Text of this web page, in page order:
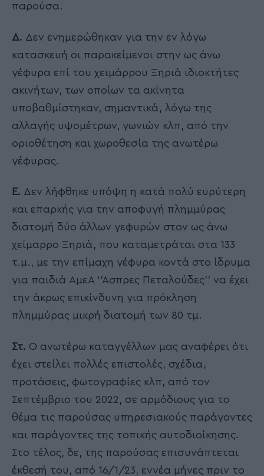
παρούσα.
Δ. Δεν ενημερώθηκαν για την εν λόγω
κατασκευή οι παρακείμενοι στην ως άνω
γέφυρα επί του χειμάρρου Ξηριά ιδιοκτήτες
ακινήτων, των οποίων τα ακίνητα
υποβαθμίστηκαν, σημαντικά, λόγω της
αλλαγής υψομέτρων, γωνιών κλπ, από την
οριοθέτηση και χωροθεσία της ανωτέρω
γέφυρας.
Ε. Δεν λήφθηκε υπόψη η κατά πολύ ευρύτερη
και επαρκής για την αποφυγή πλημμύρας
διατομή δύο άλλων γεφυρών στον ως άνω
χείμαρρο Ξηριά, που καταμετράται στα 133
τ.μ., με την επίμαχη γέφυρα κοντά στο ίδρυμα
για παιδιά ΑμεΑ ‘’Άσπρες Πεταλούδες’’ να έχει
την άκρως επικίνδυνη για πρόκληση
πλημμύρας μικρή διατομή των 80 τμ.
Στ. Ο ανωτέρω καταγγέλλων μας αναφέρει ότι
έχει στείλει πολλές επιστολές, σχέδια,
προτάσεις, φωτογραφίες κλπ, από τον
Σεπτέμβριο του 2022, σε αρμόδιους για το
θέμα τις παρούσας υπηρεσιακούς παράγοντες
και παράγοντες της τοπικής αυτοδιοίκησης.
Στο τέλος, δε, της παρούσας επισυνάπτεται
έκθεσή του, από 16/1/23, εννέα μήνες πριν το